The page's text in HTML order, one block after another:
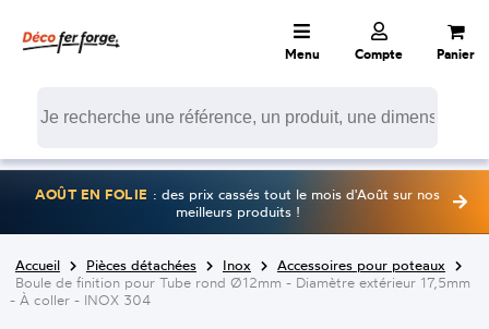
Menu Compte Panier
AOÛT EN FOLIE : des prix cassés tout le mois d'Août sur nos
meilleurs produits !
Accueil Pièces détachées Inox
Accessoires pour poteaux
Boule de finition pour Tube rond Ø12mm - Diamètre extérieur 17,5mm
- À coller - INOX 304